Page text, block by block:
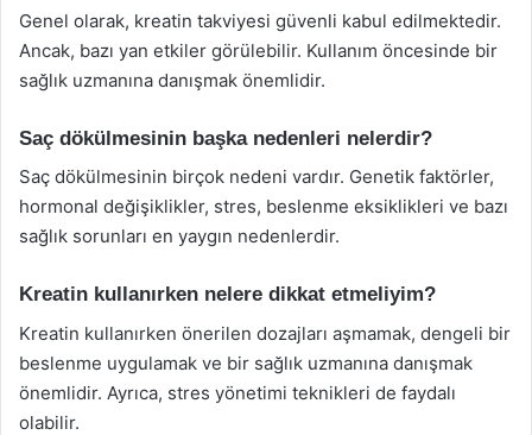
Genel olarak, kreatin takviyesi güvenli kabul edilmektedir.
Ancak, bazı yan etkiler görülebilir. Kullanım öncesinde bir
sağlık uzmanına danışmak önemlidir.
Saç dökülmesinin başka nedenleri nelerdir?
Saç dökülmesinin birçok nedeni vardır. Genetik faktörler,
hormonal değişiklikler, stres, beslenme eksiklikleri ve bazı
sağlık sorunları en yaygın nedenlerdir.
Kreatin kullanırken nelere dikkat etmeliyim?
Kreatin kullanırken önerilen dozajları aşmamak, dengeli bir
beslenme uygulamak ve bir sağlık uzmanına danışmak
önemlidir. Ayrıca, stres yönetimi teknikleri de faydalı
olabilir.